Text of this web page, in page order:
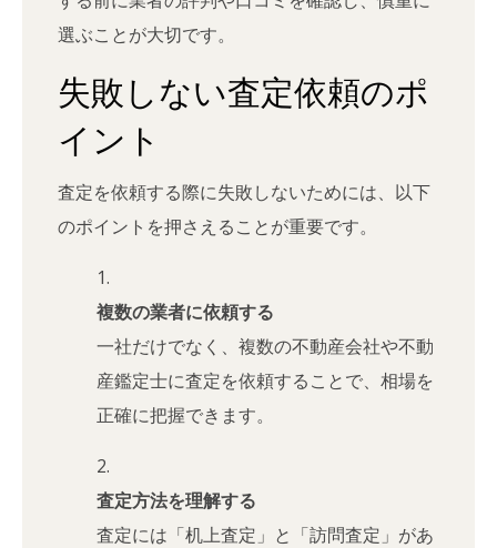
選ぶことが大切です。
失敗しない査定依頼のポ
イント
査定を依頼する際に失敗しないためには、以下
のポイントを押さえることが重要です。
複数の業者に依頼する
一社だけでなく、複数の不動産会社や不動
産鑑定士に査定を依頼することで、相場を
正確に把握できます。
査定方法を理解する
査定には「机上査定」と「訪問査定」があ